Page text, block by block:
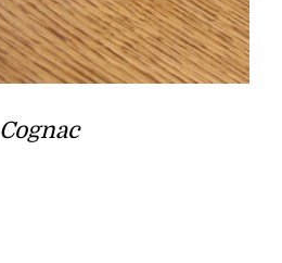
Cognac